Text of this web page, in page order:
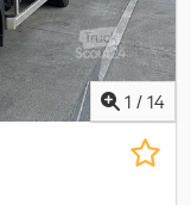
1 / 14